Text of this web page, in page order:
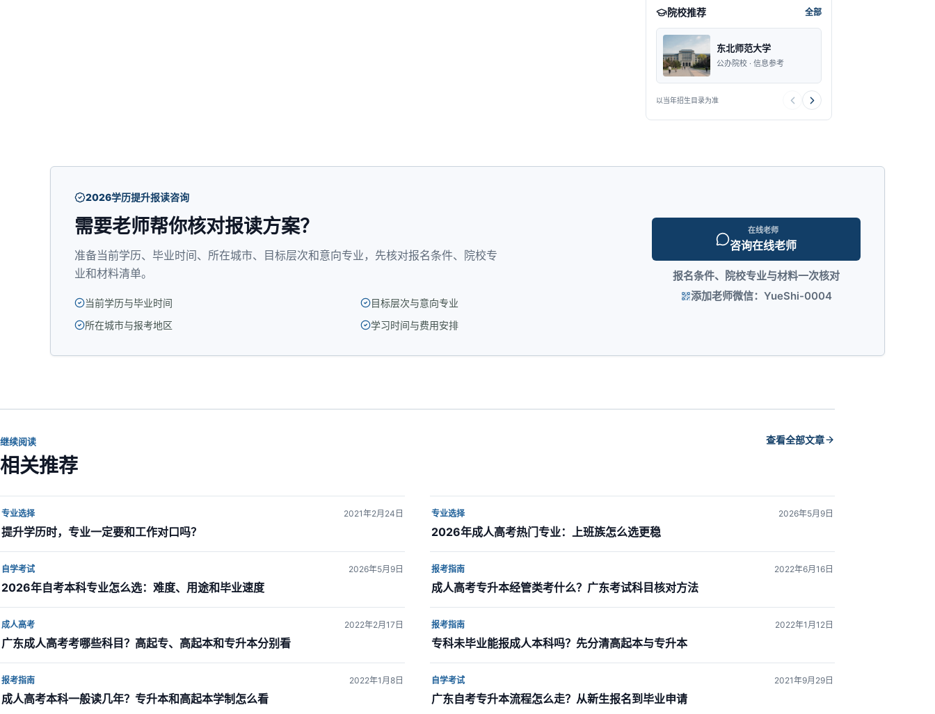
院校推荐 全部
东北师范大学
公办院校 · 信息参考
以当年招生目录为准
2026学历提升报读咨询
需要老师帮你核对报读方案？
准备当前学历、毕业时间、所在城市、目标层次和意向专业，先核对报名条件、院校专
业和材料清单。
当前学历与毕业时间
目标层次与意向专业
所在城市与报考地区
学习时间与费用安排
在线老师
咨询在线老师
报名条件、院校专业与材料一次核对
添加老师微信：YueShi-0004
继续阅读
相关推荐
查看全部文章
专业选择
提升学历时，专业一定要和工作对口吗？
2021年2月24日 专业选择
2026年成人高考热门专业：上班族怎么选更稳
2026年5月9日
自学考试
2026年自考本科专业怎么选：难度、用途和毕业速度
2026年5月9日 报考指南
成人高考专升本经管类考什么？广东考试科目核对方法
2022年6月16日
成人高考
广东成人高考考哪些科目？高起专、高起本和专升本分别看
2022年2月17日 报考指南
专科未毕业能报成人本科吗？先分清高起本与专升本
2022年1月12日
报考指南
成人高考本科一般读几年？专升本和高起本学制怎么看
2022年1月8日 自学考试
广东自考专升本流程怎么走？从新生报名到毕业申请
2021年9月29日